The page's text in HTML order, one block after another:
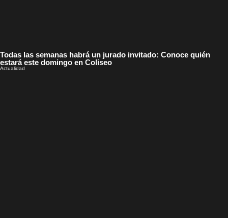
Todas las semanas habrá un jurado invitado: Conoce quién
estará este domingo en Coliseo
Actualidad